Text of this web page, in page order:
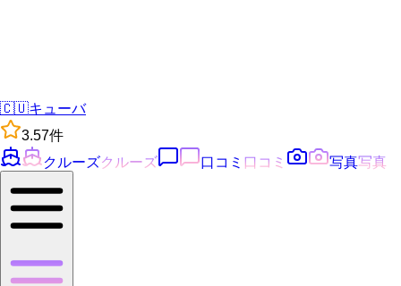
🇨🇺キューバ
3.57件
クルーズクルーズ 口コミ 口コミ 写真写真